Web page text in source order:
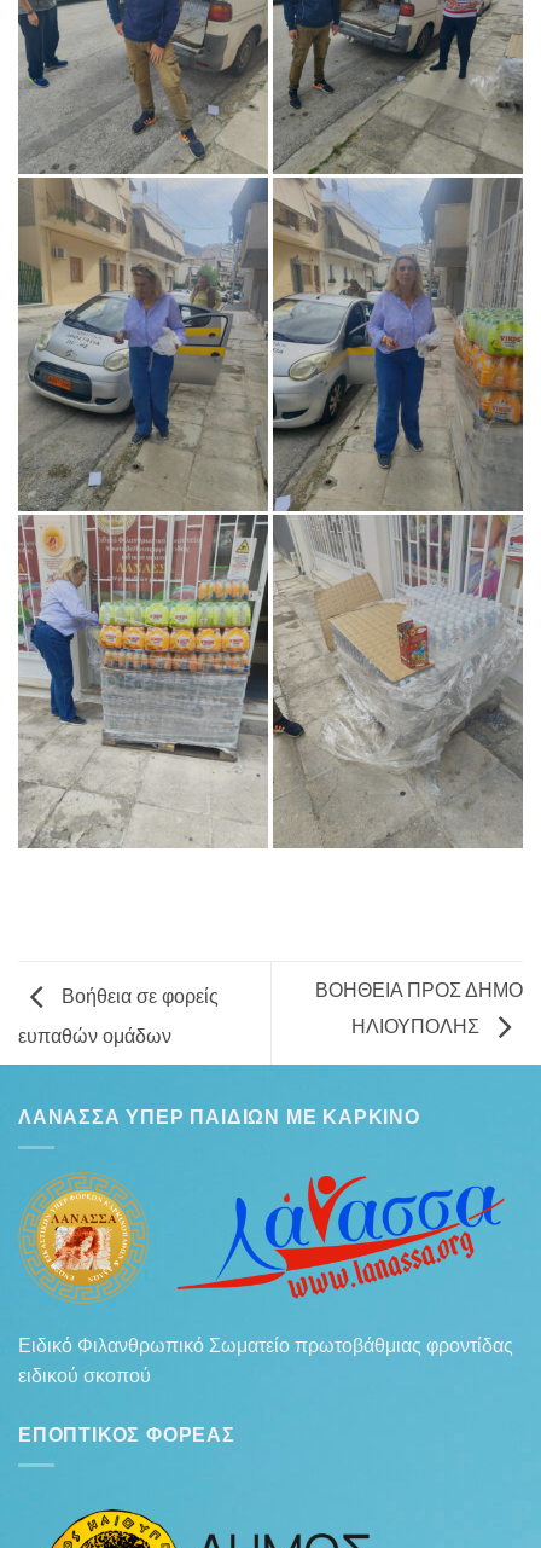
Βοήθεια σε φορείς
ευπαθών ομάδων
ΒΟΗΘΕΙΑ ΠΡΟΣ ΔΗΜΟ
ΗΛΙΟΥΠΟΛΗΣ
ΛΆΝΑΣΣΑ ΥΠΈΡ ΠΑΙΔΙΏΝ ΜΕ ΚΑΡΚΊΝΟ
Ειδικό Φιλανθρωπικό Σωματείο πρωτοβάθμιας φροντίδας
ειδικού σκοπού
ΕΠΟΠΤΙΚΌΣ ΦΟΡΈΑΣ